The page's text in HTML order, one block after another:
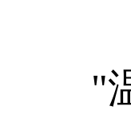
"